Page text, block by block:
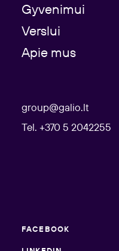
Gyvenimui
Verslui
Apie mus
group@galio.lt
Tel. +370 5 2042255
FACEBOOK